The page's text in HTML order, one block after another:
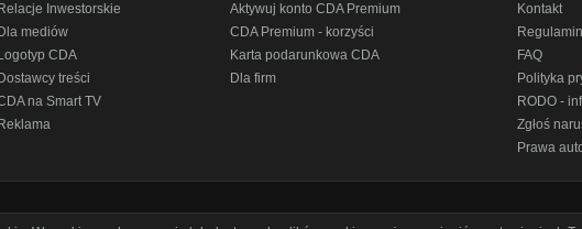
Relacje Inwestorskie
Dla mediów
Logotyp CDA
Dostawcy treści
na Smart TV
Reklama
Aktywuj konto CDA Premium
CDA Premium - korzyści
Karta podarunkowa CDA
Dla firm
Kontakt
Regulamin
FAQ
Polityka
RODO -
Zgłoś
Prawa